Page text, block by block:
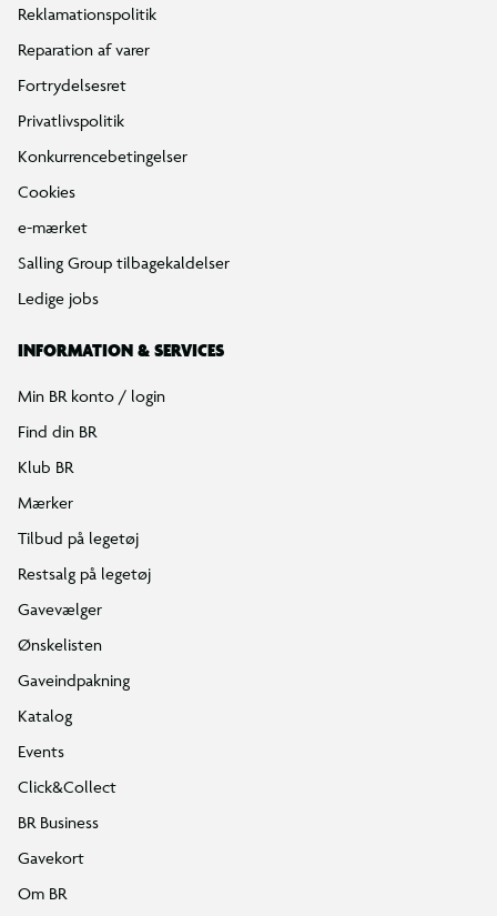
Reklamationspolitik
Reparation af varer
Fortrydelsesret
Privatlivspolitik
Konkurrencebetingelser
Cookies
e-mærket
Salling Group tilbagekaldelser
Ledige jobs
INFORMATION & SERVICES
Min BR konto / login
Find din BR
Klub BR
Mærker
Tilbud på legetøj
Restsalg på legetøj
Gavevælger
Ønskelisten
Gaveindpakning
Katalog
Events
Click&Collect
BR Business
Gavekort
Om BR